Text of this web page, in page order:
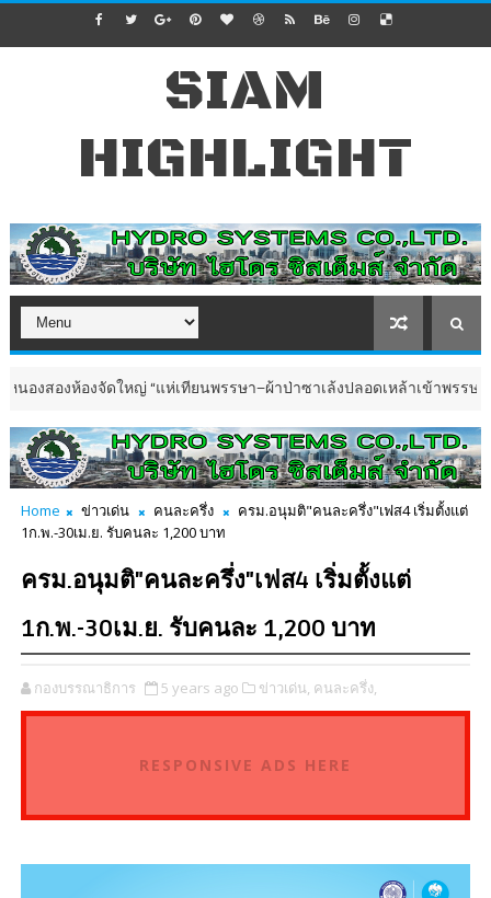
SIAM
HIGHLIGHT
องจัดใหญ่ “แห่เทียนพรรษา–ผ้าป่าซาเล้งปลอดเหล้าเข้าพรรษา 2569”
Home ข่าวเด่น คนละครึ่ง
ครม.อนุมติ"คนละครึ่ง"เฟส4 เริ่มตั้งแต่
1ก.พ.-30เม.ย. รับคนละ 1,200 บาท
ครม.อนุมติ"คนละครึ่ง"เฟส4 เริ่มตั้งแต่
1ก.พ.-30เม.ย. รับคนละ 1,200 บาท
กองบรรณาธิการ 5 years ago ข่าวเด่น, คนละครึ่ง,
RESPONSIVE ADS HERE